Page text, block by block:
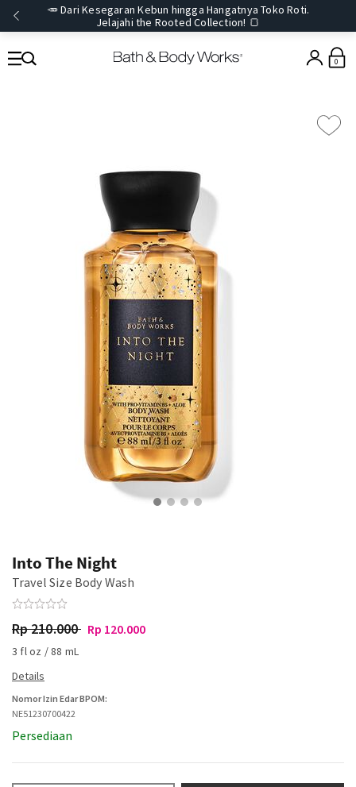
🥕 Dari Kesegaran Kebun hingga Hangatnya Toko Roti.
Jelajahi the Rooted Collection! 🍞
0
Into The Night
Travel Size Body Wash
Rp 210.000 Rp 120.000
3 fl oz / 88 mL
Nomor Izin Edar BPOM:
NE51230700422
Persediaan